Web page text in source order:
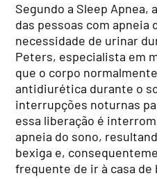
Segundo a Sleep Apnea,
das pessoas com apneia
necessidade de urinar
Peters, especialista em
que o corpo
antidiurética durante o
interrupções noturnas
essa liberação é
apneia do sono,
bexiga e,
frequente de ir à casa de